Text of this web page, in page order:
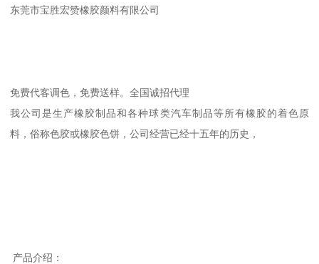
东莞市宝胜宏赞橡胶颜料有限公司
免费代客调色，免费送样。全国诚招代理
我公司是生产橡胶制品和各种球类汽车制品等所有橡胶的着色原
料，俗称色胶或橡胶色饼，公司经营已经十五年的历史，
产品介绍：